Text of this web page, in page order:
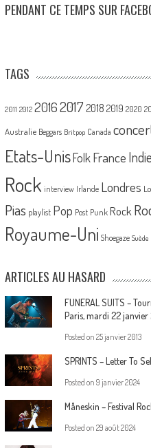
PENDANT CE TEMPS SUR
TAGS
2011 2012 20162017 2018 2019 2020
Australie Beggars Britpop Canada
Etats-UnisFolk France
Rock interview Irlande Londres
Pias playlist Pop Post Punk Rock
Royaume-Uni Shoegaze Suède
ARTICLES AU HASARD
FUNERAL SUITS –
Paris, mardi 22 janvier
Posted on 25 janvier 2013
SPRINTS – Letter To
Posted on 9 janvier 2024
Måneskin – Festival
Posted on 29 août 2024